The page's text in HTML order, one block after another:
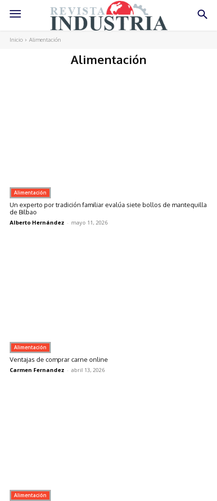
Inicio Alimentación
Alimentación
Alimentación
Un experto por tradición familiar evalúa siete bollos de mantequilla
de Bilbao
Alberto Hernández - mayo 11, 2026
Alimentación
Ventajas de comprar carne online
Carmen Fernandez - abril 13, 2026
Alimentación